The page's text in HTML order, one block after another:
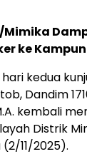
Mimika
ke
kedua
Dandim
kembali
Distrik
11/2025).